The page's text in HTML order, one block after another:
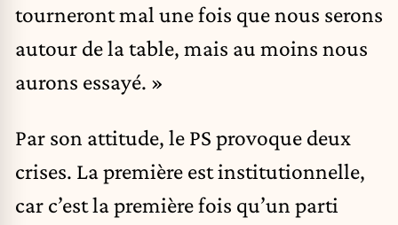
tourneront mal une fois que nous serons
autour de la table, mais au moins nous
aurons essayé. »
Par son attitude, le PS provoque deux
crises. La première est institutionnelle,
car c’est la première fois qu’un parti